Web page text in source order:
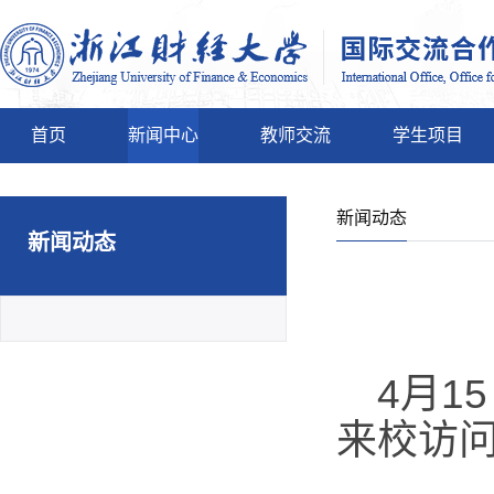
首页 新闻中心 教师交流 学生项目
新闻动态
新闻动态
4月
来校访